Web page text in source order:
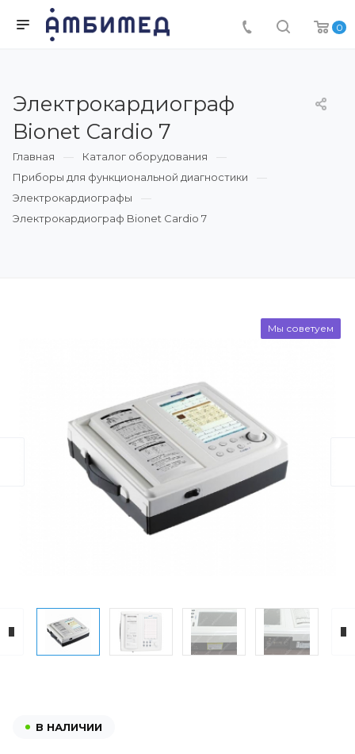
0
Электрокардиограф
Bionet Cardio 7
Главная
Каталог оборудования
Приборы для функциональной диагностики
Электрокардиографы
Электрокардиограф Bionet Cardio 7
Мы советуем
В НАЛИЧИИ